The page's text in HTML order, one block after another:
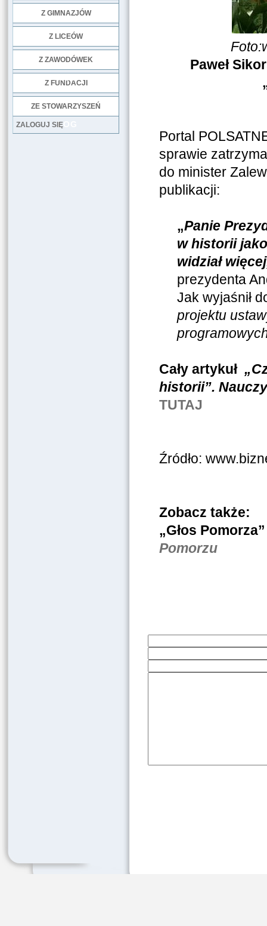
Z GIMNAZJÓW
Z LICEÓW
Z ZAWODÓWEK
Z FUNDACJI
ZE STOWARZYSZEŃ
LOG
ZALOGUJ SIĘ
Paweł
Portal
sprawie
do minister
publikacji:
„Panie
w historii
widział
prezydenta
Jak wyjaśnił
projektu
Cały artykuł
historii”.
TUTAJ
Źródło:
Zobacz także:
„Głos
Pomorzu